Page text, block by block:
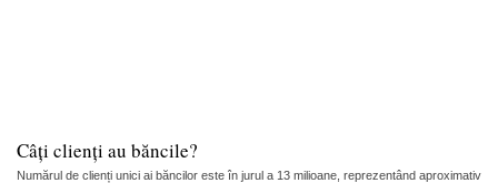
Câți clienți au băncile?
Numărul de clienți unici ai băncilor este în jurul a 13 milioane, reprezentând aproximativ